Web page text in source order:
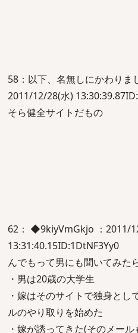
58：以下、名無しにかわりま
2011/12/28(水)
そら健全サイトだもの
62： ◆9kiyVmGkjo ：2011/
13:31:40.15ID:1DtNF3Yy0
んでもって男にも聞いてみたら
・男は20歳の大学生
・嫁はそのサイトで独身と
ルのやり取りを始めた
・嫁が誘ってきた(そのメー